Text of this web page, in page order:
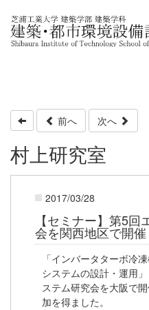
前へ 次へ
村上研究室
2017/03/28
【セミナー】第5
会を関西地区で開催
「インバータターボ冷
システムの設計・運用
ステム研究会を大阪で
加を得ました。